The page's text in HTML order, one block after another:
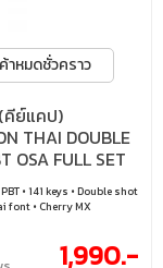
าหมดชั่วคราว
คีย์แคป)
THAI DOUBLE
OSA FULL SET
(WHITE)
55TH)
• 141 keys • Double shot
font • Cherry MX
1,990.-